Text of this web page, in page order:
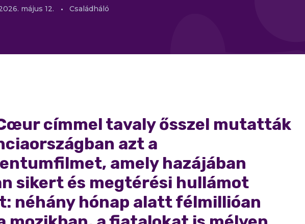
május 12. Családháló
címmel tavaly ősszel mutatták
azt a
amely hazájában
sikert és megtérési hullámot
néhány hónap alatt félmillióan